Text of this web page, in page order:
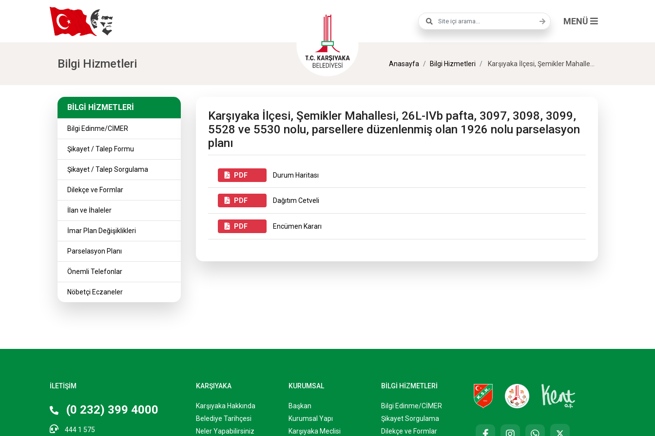
Arama terimi MENÜ
Bilgi Hizmetleri Anasayfa Bilgi Hizmetleri Karşıyaka İlçesi, Şemikler Mahallesi, 26L-IVb pafta, 3097, 3098, 3099, 5528 ve 5530 nolu, parsellere düzenlenmiş olan 1926 nolu parselasyon planı
BİLGİ HİZMETLERİ
BİLGİ HİZMETLERİ
Bilgi Edinme/CİMER
Şikayet / Talep Formu
Şikayet / Talep Sorgulama
Dilekçe ve Formlar
İlan ve İhaleler
İmar Plan Değişiklikleri
Parselasyon Planı
Önemli Telefonlar
Nöbetçi Eczaneler
Karşıyaka İlçesi, Şemikler Mahallesi, 26L-IVb pafta, 3097, 3098, 3099,
5528 ve 5530 nolu, parsellere düzenlenmiş olan 1926 nolu parselasyon
planı
PDF Durum Haritası
PDF Dağıtım Cetveli
PDF Encümen Kararı
İLETİŞİM
(0 232) 399 4000
444 1 575
KARŞIYAKA
Karşıyaka Hakkında
Belediye Tarihçesi
Neler Yapabilirsiniz
KURUMSAL
Başkan
Kurumsal Yapı
Karşıyaka Meclisi
BİLGİ HİZMETLERİ
Bilgi Edinme/CİMER
Şikayet Sorgulama
Dilekçe ve Formlar